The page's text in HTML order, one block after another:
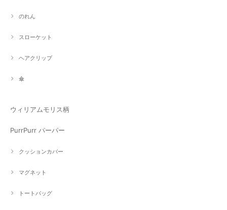
のれん
スローケット
ヘアクリップ
傘
ウィリアムモリス柄
PurrPurr パーパー
クッションカバー
マグネット
トートバッグ